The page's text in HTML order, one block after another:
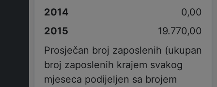
0,00
19.770,00
Prosječan broj zaposlenih (ukupan
broj zaposlenih krajem svakog
mjeseca podijeljen sa brojem